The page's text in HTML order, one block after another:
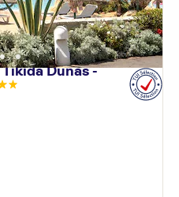
Dunas -